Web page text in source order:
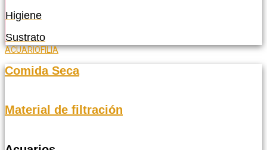
Higiene
Sustrato
ACUARIOFILIA
Comida Seca
Material de filtración